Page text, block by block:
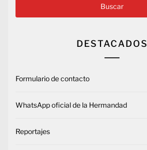
DESTACADOS
Formulario de contacto
WhatsApp oficial de la Hermandad
Reportajes